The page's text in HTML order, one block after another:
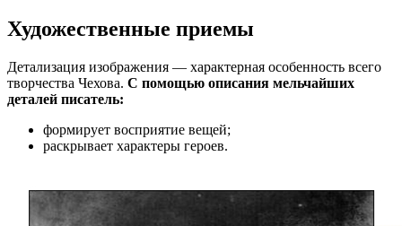
Художественные приемы
Детализация изображения — характерная особенность всего
творчества Чехова. С помощью описания мельчайших
деталей писатель:
формирует восприятие вещей;
раскрывает характеры героев.